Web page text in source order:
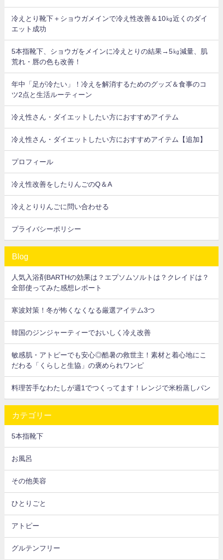
冷えとり靴下＋ショウガメインで冷え性改善＆10㎏近くのダイ
エット成功
5本指靴下、ショウガをメインに冷えとりの結果→5㎏減量、肌
荒れ・唇の色も改善！
年中「足が冷たい」！冷えを解消するためのグッズ＆食事のコ
ツ2点と生活ルーティーン
冷え性さん・ダイエットしたい方におすすめアイテム
冷え性さん・ダイエットしたい方におすすめアイテム【追加】
プロフィール
冷え性改善をしたりんごのQ＆A
冷えとりりんごに問い合わせる
プライバシーポリシー
Blog
人気入浴剤BARTHの効果は？エプソムソルトは？クレイドは？
全部使ってみた感想レポート
寒波対策！冬が怖くなくなる厳選アイテム3つ
韓国のジンジャーティーでおいしく冷え改善
敏感肌・アトピーでも安心◎酷暑の救世主！素材と着心地にこ
だわる「くらしと生協」の褒められワンピ
料理苦手なわたしが週1でつくってます！レンジで米粉蒸しパン
カテゴリー
5本指靴下
お風呂
その他美容
ひとりごと
アトピー
グルテンフリー